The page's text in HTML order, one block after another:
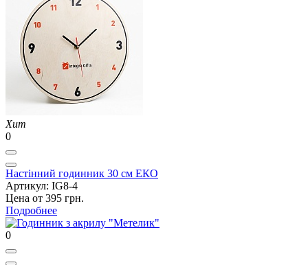
Хит
0
Настінний годинник 30 см ЕКО
Артикул: IG8-4
Цена от 395 грн.
Подробнее
0